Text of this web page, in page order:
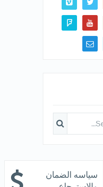
سياسه الضمان